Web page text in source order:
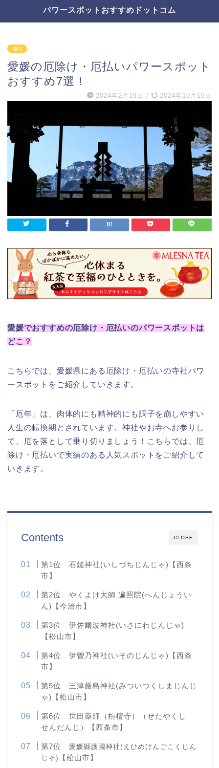
パワースポットおすすめドットコム
地域
愛媛の厄除け・厄払いパワースポット
おすすめ7選！
2024年2月19日 / 2024年10月15日
愛媛でおすすめの厄除け・厄払いのパワースポットは
どこ？
こちらでは、愛媛県にある厄除け・厄払いの寺社パワ
ースポットをご紹介していきます。
「厄年」は、肉体的にも精神的にも調子を崩しやすい
人生の転換期とされています。神社やお寺へお参りし
て、厄を落として乗り切りましょう！こちらでは、厄
除け・厄払いで実績のある人気スポットをご紹介して
いきます。
CLOSE
Contents
第1位 石鎚神社(いしづちじんじゃ)【西条
市】
第2位 やくよけ大師 遍照院(へんじょうい
ん)【今治市】
第3位 伊佐爾波神社(いさにわじんじゃ)
【松山市】
第4位 伊曽乃神社(いそのじんじゃ)【西条
市】
第5位 三津厳島神社(みついつくしまじんじ
ゃ)【松山市】
第6位 世田薬師（栴檀寺）（せたやくし
せんだんじ）【西条市】
第7位愛媛縣護國神社(えひめけんごこくじん
じゃ)
【松山市】